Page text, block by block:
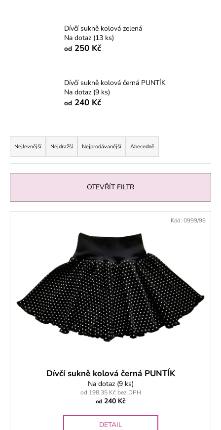
Dívčí sukně kolová zelená
Na dotaz (13 ks)
od 250 Kč
Dívčí sukně kolová černá PUNTÍK
Na dotaz (9 ks)
od 240 Kč
Ř
a
z
e
í
p
Nejlevnější Nejdražší Nejprodávanější Abecedně
OTEVŘÍT FILTR
V
o
Dívčí sukně kolová černá PUNTÍK
Na dotaz (9 ks)
od 198,35 Kč bez DPH
od 240 Kč
DETAIL
Kód: 0999/98
HLEDAT
o
p
o
r
u
KOJENECKÉ
POLODUPAČKY
MÉĎA
ZELENÝ